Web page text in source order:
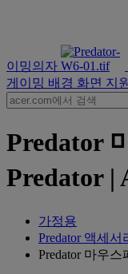
이밍의자
게이밍 배경 화면 지원
Predator
Predator |
가정용
Predator 액세서
Predator 마우스